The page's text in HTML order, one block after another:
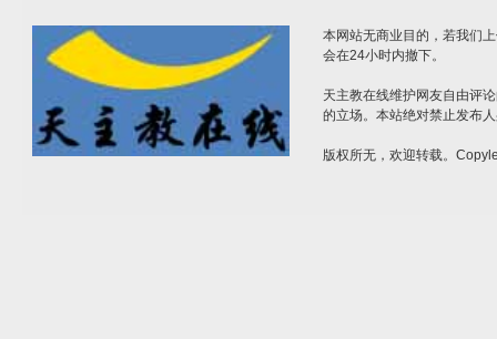
本网站无商业目的，若我们
会在24小时内撤下。
天主教在线维护网友自由评
的立场。本站绝对禁止发布
版权所无，欢迎转载。